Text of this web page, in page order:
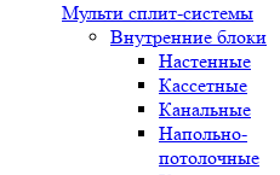
Мульти сплит-системы
Внутренние блоки
Настенные
Кассетные
Канальные
Напольно-
потолочные